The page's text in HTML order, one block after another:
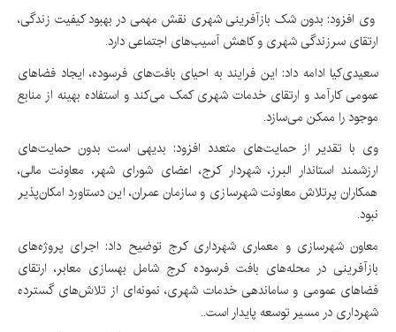
وی افزود: بدون شک بازآفرینی شهری نقش مهمی در بهبود کیفیت زندگی،
ارتقای سرزندگی شهری و کاهش آسیب‌های اجتماعی دارد.
سعیدی‌کیا ادامه داد: این فرایند به احیای بافت‌های فرسوده، ایجاد فضاهای
عمومی کارآمد و ارتقای خدمات شهری کمک می‌کند و استفاده بهینه از منابع
موجود را ممکن می‌سازد.
وی با تقدیر از حمایت‌های متعدد افزود: بدیهی است بدون حمایت‌های
ارزشمند استاندار البرز، شهردار کرج، اعضای شورای شهر، معاونت مالی،
همکاران پرتلاش معاونت شهرسازی و سازمان عمران، این دستاورد امکان‌پذیر
نبود.
معاون شهرسازی و معماری شهرداری کرج توضیح داد: اجرای پروژه‌های
بازآفرینی در محله‌های بافت فرسوده کرج شامل بهسازی معابر، ارتقای
فضاهای عمومی و ساماندهی خدمات شهری، نمونه‌ای از تلاش‌های گسترده
شهرداری در مسیر توسعه پایدار است..